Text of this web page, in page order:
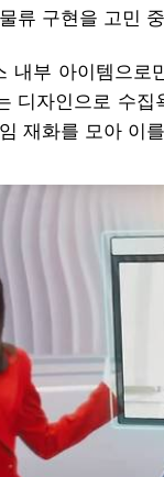
류 구현을 고민
내부 아이템으
디자인으로 수
재화를 모아 이